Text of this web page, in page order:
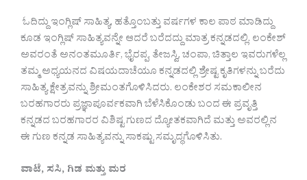
ಓದಿದ್ದು ಇಂಗ್ಲಿಷ್ ಸಾಹಿತ್ಯ, ಹತ್ತೊಂಬತ್ತು ವರ್ಷಗಳ ಕಾಲ ಪಾಠ ಮಾಡಿದ್ದು
ಕೂಡ ಇಂಗ್ಲಿಷ್ ಸಾಹಿತ್ಯವನ್ನೇ ಆದರೆ ಬರೆದದ್ದು ಮಾತ್ರ ಕನ್ನಡದಲ್ಲಿ. ಲಂಕೇಶ್
ಅವರಂತೆ ಅನಂತಮೂರ್ತಿ, ಭೈರಪ್ಪ, ತೇಜಸ್ವಿ, ಚಂಪಾ, ಚಿತ್ತಾಲ ಇವರುಗಳೆಲ್ಲ
ತಮ್ಮ ಅಧ್ಯಯನದ ವಿಷಯದಾಚೆಯೂ ಕನ್ನಡದಲ್ಲಿ ಶ್ರೇಷ್ಟ ಕೃತಿಗಳನ್ನು ಬರೆದು
ಸಾಹಿತ್ಯ ಕ್ಷೇತ್ರವನ್ನು ಶ್ರೀಮಂತಗೊಳಿಸಿದರು. ಲಂಕೇಶರ ಸಮಕಾಲೀನ
ಬರಹಗಾರರು ಪ್ರಜ್ಞಾಪೂರ್ವಕವಾಗಿ ಬೆಳೆಸಿಕೊಂಡು ಬಂದ ಈ ಪ್ರವೃತ್ತಿ
ಕನ್ನಡದ ಬರಹಗಾರರ ವಿಶಿಷ್ಟ ಗುಣದ ದ್ಯೋತಕವಾಗಿದೆ ಮತ್ತು ಅವರಲ್ಲಿನ
ಈ ಗುಣ ಕನ್ನಡ ಸಾಹಿತ್ಯವನ್ನು ಸಾಕಷ್ಟು ಸಮೃದ್ಧಗೊಳಿಸಿತು.
ವಾಟೆ, ಸಸಿ, ಗಿಡ ಮತ್ತು ಮರ